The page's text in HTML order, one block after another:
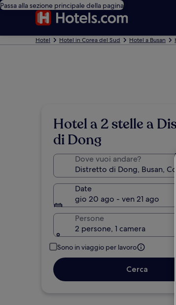
Passa alla sezione principale della pagina
Hotel Hotel in Corea del Sud Hotel a Busan
Hotel a 2 stelle a
di Dong
Dove vuoi andare?
Date
gio 20 ago - ven 21 ago
Persone
2 persone, 1 camera
Sono in viaggio per lavoro
Cerca